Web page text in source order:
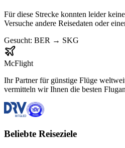
Für diese Strecke konnten leider
Versuche andere Reisedaten oder
Gesucht: BER → SKG
McFlight
Ihr Partner für günstige Flüge
vermitteln wir Ihnen die besten
Beliebte Reiseziele